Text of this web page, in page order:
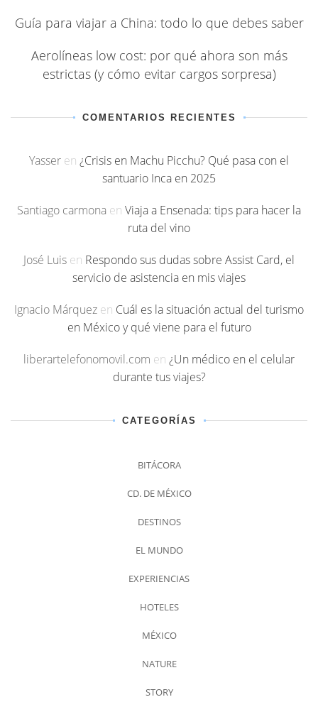
Guía para viajar a China: todo lo que debes saber
Aerolíneas low cost: por qué ahora son más
estrictas (y cómo evitar cargos sorpresa)
COMENTARIOS RECIENTES
Yasser en ¿Crisis en Machu Picchu? Qué pasa con el
santuario Inca en 2025
Santiago carmona en Viaja a Ensenada: tips para hacer la
ruta del vino
José Luis en Respondo sus dudas sobre Assist Card, el
servicio de asistencia en mis viajes
Ignacio Márquez en Cuál es la situación actual del turismo
en México y qué viene para el futuro
liberartelefonomovil.com en ¿Un médico en el celular
durante tus viajes?
CATEGORÍAS
BITÁCORA
CD. DE MÉXICO
DESTINOS
EL MUNDO
EXPERIENCIAS
HOTELES
MÉXICO
NATURE
STORY